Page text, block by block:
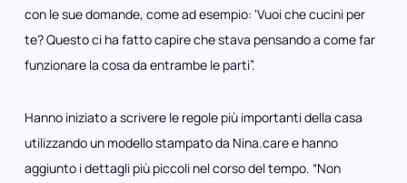
con le sue domande, come ad esempio: ‘Vuoi che cucini per
te? Questo ci ha fatto capire che stava pensando a come far
funzionare la cosa da entrambe le parti”.
Hanno iniziato a scrivere le regole più importanti della casa
utilizzando un modello stampato da Nina.care e hanno
aggiunto i dettagli più piccoli nel corso del tempo. “Non